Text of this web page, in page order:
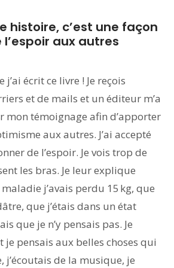
histoire, c’est une façon
aux autres
j’ai écrit ce livre ! Je reçois
et de mails et un éditeur m’a
mon témoignage afin d’apporter
aux autres. J’ai accepté
de l’espoir. Je vois trop de
les bras. Je leur explique
j’avais perdu 15 kg, que
que j’étais dans un état
que je n’y pensais pas. Je
je pensais aux belles choses qui
j’écoutais de la musique, je